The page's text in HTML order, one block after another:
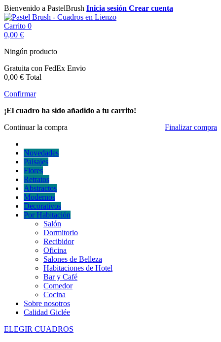
Bienvenido a PastelBrush Inicia sesión Crear cuenta
Carrito 0
0,00 €
Ningún producto
Gratuita con FedEx Envio
0,00 € Total
Confirmar
¡El cuadro ha sido añadido a tu carrito!
Continuar la compra
Finalizar compra
Novedades
Paisajes
Flores
Retratos
Abstractos
Modernos
Decorativos
Por Habitación
Salón
Dormitorio
Recibidor
Oficina
Salones de Belleza
Habitaciones de Hotel
Bar y Café
Comedor
Cocina
Sobre nosotros
Calidad Giclée
ELEGIR CUADROS